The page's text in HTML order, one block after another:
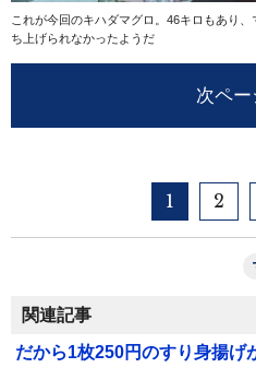
これが今回のキハダマグロ。46キロもあり
ち上げられなかったようだ
次ペー
1 2
関連記事
だから1枚250円のすり身揚